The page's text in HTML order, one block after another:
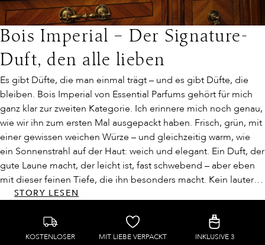
Augustinus
Bois Imperial – Der Signature-
Duft, den alle lieben
Es gibt Düfte, die man einmal trägt – und es gibt Düfte, die
bleiben. Bois Imperial von Essential Parfums gehört für mich
ganz klar zur zweiten Kategorie. Ich erinnere mich noch genau,
wie wir ihn zum ersten Mal ausgepackt haben. Frisch, grün, mit
einer gewissen weichen Würze – und gleichzeitig warm, wie
ein Sonnenstrahl auf der Haut: weich und elegant. Ein Duft, der
gute Laune macht, der leicht ist, fast schwebend – aber eben
mit dieser feinen Tiefe, die ihn besonders macht. Kein lauter
Auftritt, sondern ein Duft mit Haltung.
STORY LESEN
KOSTENLOSER
MIT LIEBE VERPACKT
INKLUSIVE 3